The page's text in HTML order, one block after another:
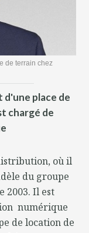
de terrain chez
d'une place de
chargé de
où il
du groupe
2003. Il est
numérique
de location de